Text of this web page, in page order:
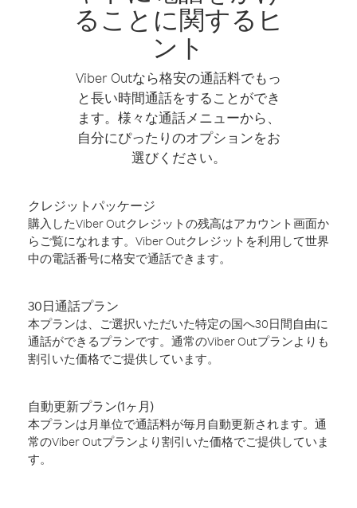
ることに関するヒ
ント
Viber Outなら格安の通話料でもっ
と長い時間通話をすることができ
ます。様々な通話メニューから、
自分にぴったりのオプションをお
選びください。
クレジットパッケージ
購入したViber Outクレジットの残高はアカウント画面か
らご覧になれます。Viber Outクレジットを利用して世界
中の電話番号に格安で通話できます。
30日通話プラン
本プランは、ご選択いただいた特定の国へ30日間自由に
通話ができるプランです。通常のViber Outプランよりも
割引いた価格でご提供しています。
自動更新プラン(1ヶ月)
本プランは月単位で通話料が毎月自動更新されます。通
常のViber Outプランより割引いた価格でご提供していま
す。